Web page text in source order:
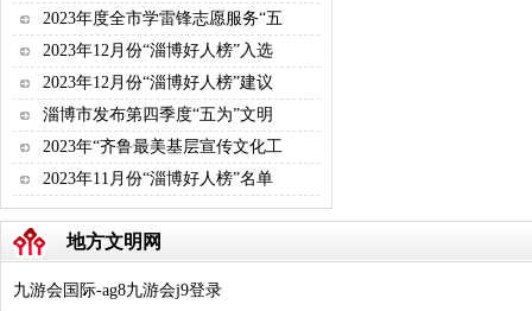
2023年度全市学雷锋志愿服务“五
2023年12月份“淄博好人榜”入选
2023年12月份“淄博好人榜”建议
淄博市发布第四季度“五为”文明
2023年“齐鲁最美基层宣传文化工
2023年11月份“淄博好人榜”名单
地方文明网
九游会国际-ag8九游会j9登录